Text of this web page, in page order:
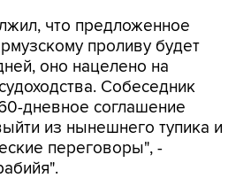
что предложенное
проливу будет
оно нацелено на
Собеседник
дневное соглашение
из нынешнего тупика и
переговоры", -